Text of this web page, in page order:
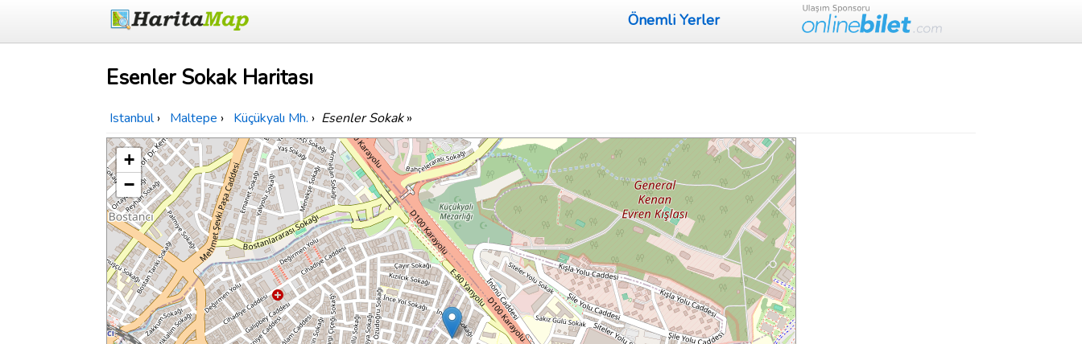
Önemli Yerler
Esenler Sokak Haritası
Istanbul › Maltepe › Küçükyalı Mh. › Esenler Sokak»
+
−